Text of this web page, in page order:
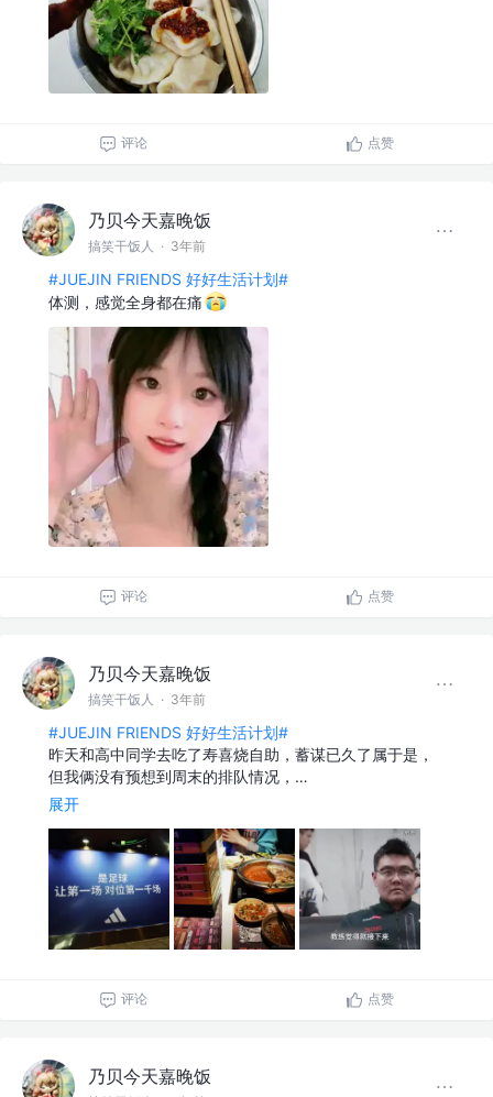
评论 点赞
乃贝今天嘉晚饭
搞笑干饭人 · 3年前
#JUEJIN FRIENDS 好好生活计划#
体测，感觉全身都在痛
评论 点赞
乃贝今天嘉晚饭
搞笑干饭人 · 3年前
#JUEJIN FRIENDS 好好生活计划#
昨天和高中同学去吃了寿喜烧自助，蓄谋已久了属于是，
但我俩没有预想到周末的排队情况，…
展开
评论 点赞
乃贝今天嘉晚饭